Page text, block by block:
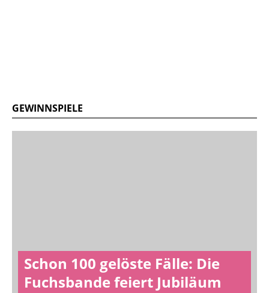
GEWINNSPIELE
Schon 100 gelöste Fälle: Die
Fuchsbande feiert Jubiläum